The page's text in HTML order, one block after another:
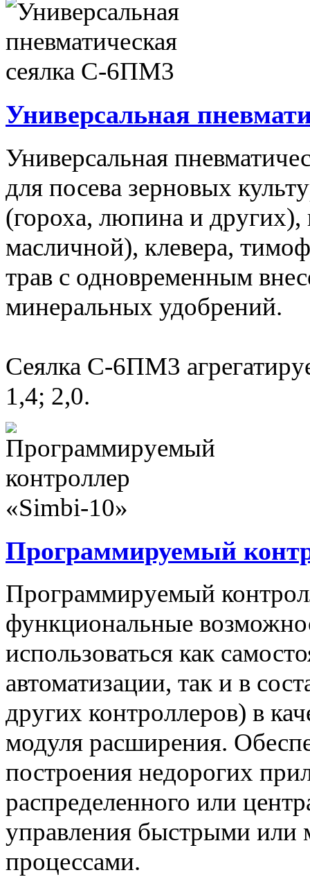
Универсальная
Универсальная
для посева зерновых
(гороха, люпина и других),
масличной), клевера,
трав с одновременным
минеральных удобрений.
Сеялка С-6ПМ3
1,4; 2,0.
Программируемый
Программируемый
функциональные
использоваться как
автоматизации, так и в
других контроллеров) в
модуля расширения.
построения недорогих
распределенного или
управления быстрыми или
процессами.